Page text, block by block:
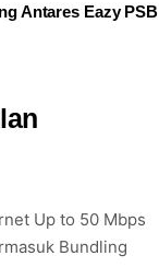
Antares Eazy PSB
Up to 50 Mbps
Bundling